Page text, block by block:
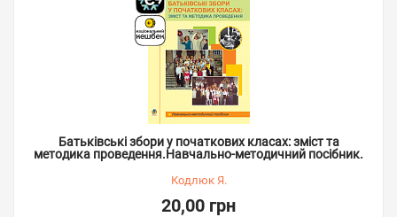
Батьківські збори у початкових класах: зміст та
методика проведення.Навчально-методичний посібник.
Кодлюк Я.
20,00 грн